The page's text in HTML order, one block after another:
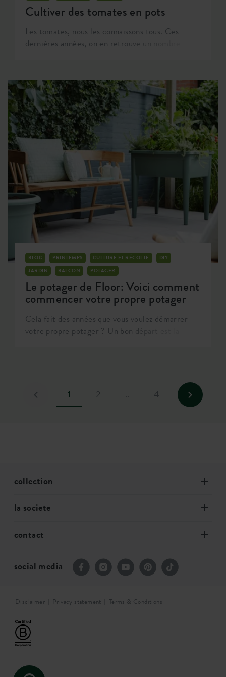
Cultiver des tomates en pots
Les tomates, nous les connaissons tous. Ces
dernières années, on en retrouve un nombre
aux mini tomates cerises orange. Elles ont bien
sûr toutes ce goût typique de la tomate, mais
elles se distinguent par une saveur tantôt acide,
tantôt sucrée. Et cultiver ses propres variétés
spéciales qui ne sont pas vendues au
supermarché, c'est quand même assez classe !
Vous pouvez faire pousser des tomates chez vous,
même si vous n'avez pas de jardin ou de grand
balcon. Il vous faut un pot spécial et vous pouvez
compter sur elho. Les pots elho sont juste assez
grands pour un plant de tomate. Alors, prêt(e) à
vous lancer ? Ci-dessous, nous vous expliquons
les différentes étapes à suivre pour cultiver vos
propres tomates.
BLOG PRINTEMPS CULTURE ET RÉCOLTE
DIY
JARDIN
BALCON POTAGER
Le potager de Floor: Voici comment
commencer votre propre potager
Cela fait des années que vous voulez démarrer
votre propre potager ? Un bon départ est la
Ainsi, vous pourrez profiter d'une récolte réussie
par la suite.
1 2 4
collection
la societe
contact
social media
Disclaimer Privacy statement Terms & Conditions